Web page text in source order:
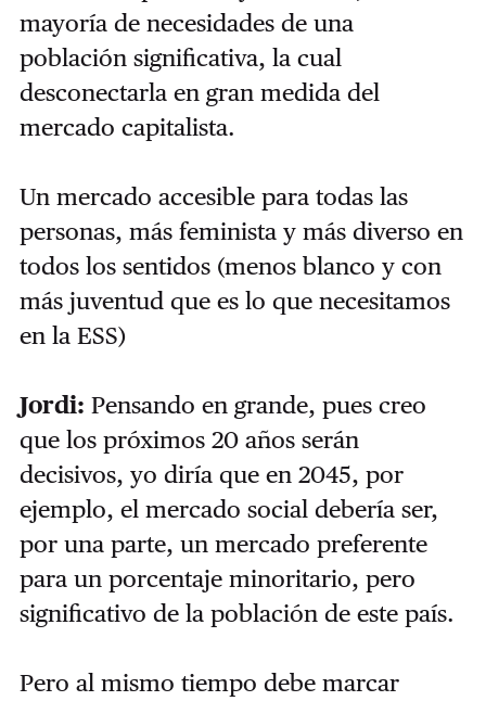
mayoría de necesidades de una
población significativa, la cual
desconectarla en gran medida del
mercado capitalista.
Un mercado accesible para todas las
personas, más feminista y más diverso en
todos los sentidos (menos blanco y con
más juventud que es lo que necesitamos
en la ESS)
Jordi: Pensando en grande, pues creo
que los próximos 20 años serán
decisivos, yo diría que en 2045, por
ejemplo, el mercado social debería ser,
por una parte, un mercado preferente
para un porcentaje minoritario, pero
significativo de la población de este país.
Pero al mismo tiempo debe marcar